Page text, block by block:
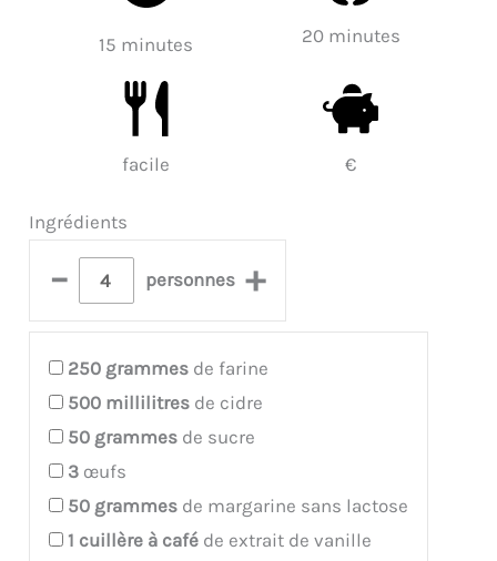
15 minutes 20 minutes
facile €
Ingrédients
– personnes +
250 grammes de farine
500 millilitres de cidre
50 grammes de sucre
3 œufs
50 grammes de margarine sans lactose
1 cuillère à café de extrait de vanille